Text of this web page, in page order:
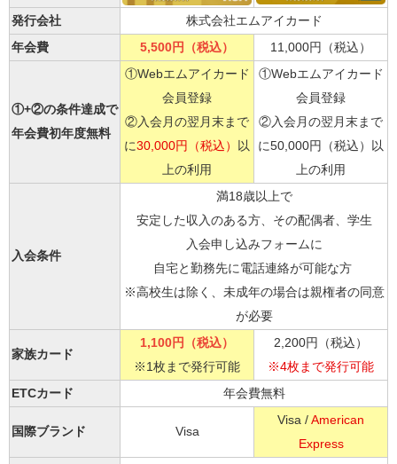
発行会社
株式会社エムアイカード
年会費
5,500円（税込） 11,000円（税込）
①+②の条件達成で
年会費初年度無料
①Webエムアイカード
会員登録
②入会月の翌月末まで
に30,000円（税込） 以
上の利用
①Webエムアイカード
会員登録
②入会月の翌月末まで
に50,000円（税込）以
上の利用
入会条件
満18歳以上で
安定した収入のある方、その配偶者、学生
入会申し込みフォームに
自宅と勤務先に電話連絡が可能な方
※高校生は除く、未成年の場合は親権者の同意
が必要
家族カード
1,100円（税込）
※1枚まで発行可能
2,200円（税込）
※4枚まで発行可能
ETCカード
年会費無料
国際ブランド Visa
Visa /American
Express